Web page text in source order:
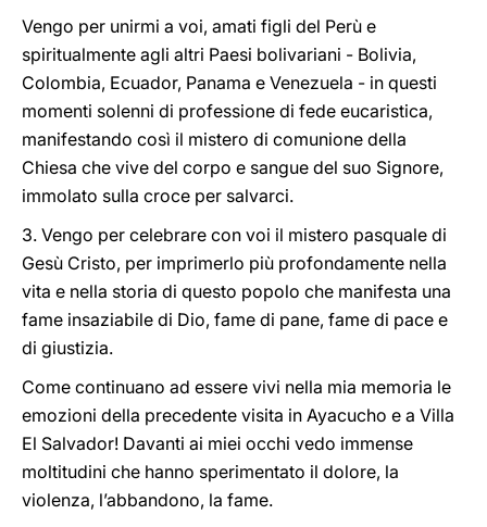
Vengo per unirmi a voi, amati figli del Perù e
spiritualmente agli altri Paesi bolivariani - Bolivia,
Colombia, Ecuador, Panama e Venezuela - in questi
momenti solenni di professione di fede eucaristica,
manifestando così il mistero di comunione della
Chiesa che vive del corpo e sangue del suo Signore,
immolato sulla croce per salvarci.
3. Vengo per celebrare con voi il mistero pasquale di
Gesù Cristo, per imprimerlo più profondamente nella
vita e nella storia di questo popolo che manifesta una
fame insaziabile di Dio, fame di pane, fame di pace e
di giustizia.
Come continuano ad essere vivi nella mia memoria le
emozioni della precedente visita in Ayacucho e a Villa
El Salvador! Davanti ai miei occhi vedo immense
moltitudini che hanno sperimentato il dolore, la
violenza, l’abbandono, la fame.